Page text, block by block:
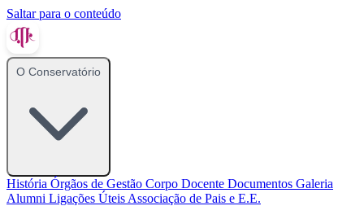
Saltar para o conteúdo
O Conservatório
História Órgãos de Gestão Corpo Docente Documentos Galeria
Alumni Ligações Úteis Associação de Pais e E.E.